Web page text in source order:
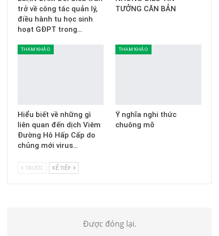
trở về công tác quản lý,
điều hành tu học sinh
hoạt GĐPT trong…
TƯỞNG CĂN BẢN
THAM KHẢO
Hiểu biết về những gì
liên quan đến dịch Viêm
Đường Hô Hấp Cấp do
chủng mới virus…
THAM KHẢO
Ý nghĩa nghi thức
chuông mõ
TRƯỚC KẾ TIẾP
Được đóng lại.